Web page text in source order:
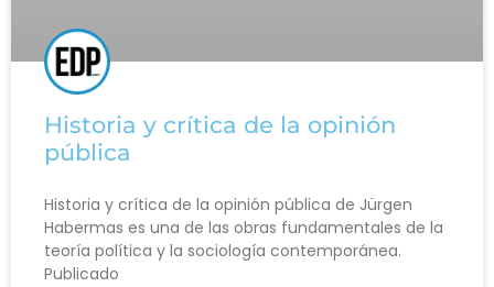
Historia y crítica de la opinión
pública
Historia y crítica de la opinión pública de Jürgen
Habermas es una de las obras fundamentales de la
teoría política y la sociología contemporánea.
Publicado